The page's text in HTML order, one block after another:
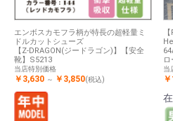
エンボスカモフラ柄が特長の超軽量ミ
ドルカットシューズ
【Z-DRAGON(ジードラゴン)】【安全
靴】S5213
当店特別価格
￥3,630 ～ ￥3,850(税込)
当